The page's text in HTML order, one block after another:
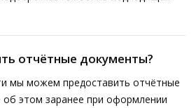
отчётные документы?
мы можем предоставить отчётные
этом заранее при оформлении